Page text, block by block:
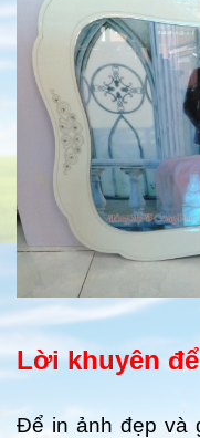
Lời khuyên
Để in ảnh đẹp và